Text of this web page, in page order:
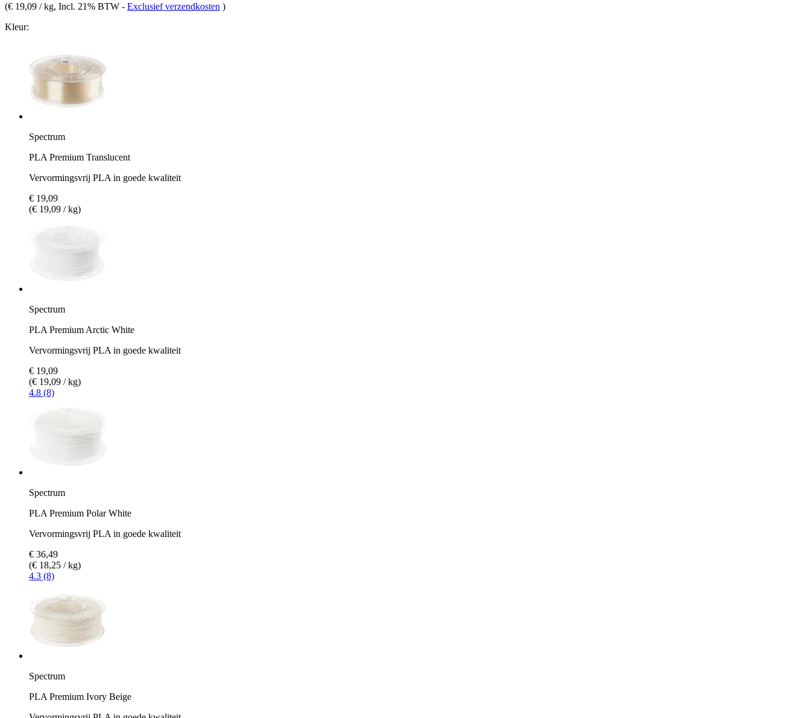
(€ 19,09 / kg, Incl. 21% BTW - Exclusief verzendkosten )
Kleur:
Spectrum
PLA Premium Translucent
Vervormingsvrij PLA in goede kwaliteit
€ 19,09
(€ 19,09 / kg)
Spectrum
PLA Premium Arctic White
Vervormingsvrij PLA in goede kwaliteit
€ 19,09
(€ 19,09 / kg)
4.8 (8)
Spectrum
PLA Premium Polar White
Vervormingsvrij PLA in goede kwaliteit
€ 36,49
(€ 18,25 / kg)
4.3 (8)
Spectrum
PLA Premium Ivory Beige